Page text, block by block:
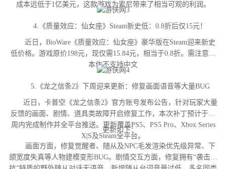
成本远低于1亿美元，这款游戏为索尼带来了相当可观的利润。
4.《质量效应：仙女座》Steam新史低：0.8折后仅15元！
近日，BioWare《质量效应：仙女座》豪华版在Steam迎来新史
低价格。游戏原价198元，现仅需15.84元，相当于0.8折。需注意，
本作不支持中文
5.《龙之信条2》下周迎来更新：修复画面语音等大量BUG
近日，卡普空《龙之信条2》官方账号发布公告，针对玩家大量
反馈的画面、剧情、道具类故障开启修复工作，本次补丁预计于下
周内完成制作并全平台推送。更新覆盖PS5、PS5 Pro、Xbox Series
X|S及Steam全平台。
更新如下：
画面方面，修复觉醒者、随从及NPC毛发渲染优先级异常、下
颌宽度失真等人物建模变形BUG。剧情交互方面，修复拥有“袭击对